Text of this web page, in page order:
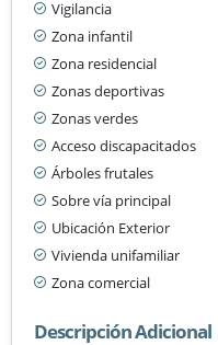
Vigilancia
Zona infantil
Zona residencial
Zonas deportivas
Zonas verdes
Acceso discapacitados
Árboles frutales
Sobre vía principal
Ubicación Exterior
Vivienda unifamiliar
Zona comercial
Descripción Adicional